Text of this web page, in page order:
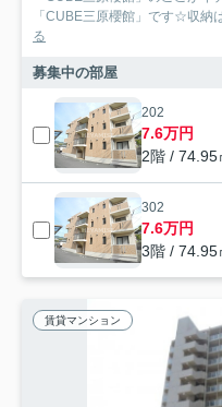
「CUBE三原櫻館」です☆収納
る
募集中の部屋
202
7.6万円
2階 / 74.95
302
7.6万円
3階 / 74.95
賃貸マンション